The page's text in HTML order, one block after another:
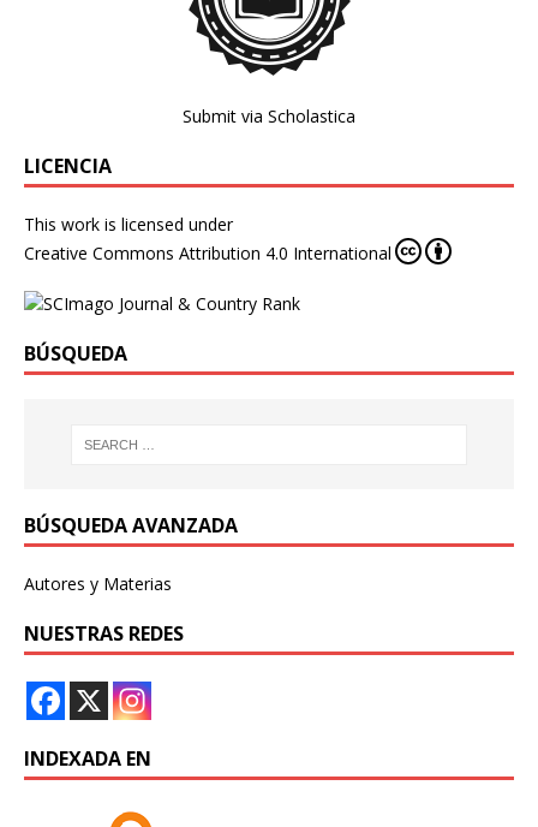
Submit via Scholastica
LICENCIA
This work is licensed under
Creative Commons Attribution 4.0 International
BÚSQUEDA
BÚSQUEDA AVANZADA
Autores y Materias
NUESTRAS REDES
INDEXADA EN